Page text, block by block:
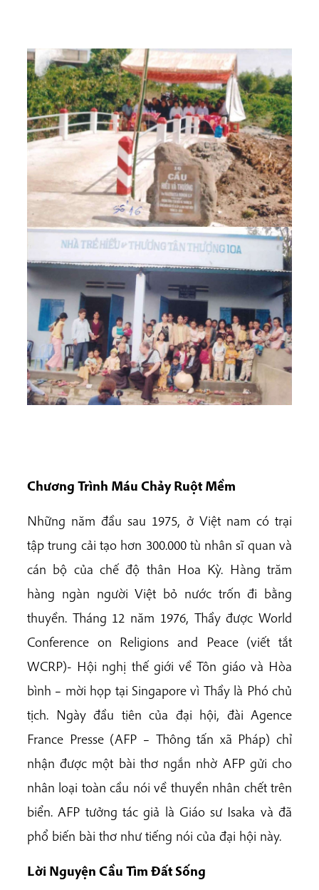
Chương Trình Máu Chảy Ruột Mềm
Những năm đầu sau 1975, ở Việt nam có trại
tập trung cải tạo hơn 300.000 tù nhân sĩ quan và
cán bộ của chế độ thân Hoa Kỳ. Hàng trăm
hàng ngàn người Việt bỏ nước trốn đi bằng
thuyền. Tháng 12 năm 1976, Thầy được World
Conference on Religions and Peace (viết tắt
WCRP)- Hội nghị thế giới về Tôn giáo và Hòa
bình – mời họp tại Singapore vì Thầy là Phó chủ
tịch. Ngày đầu tiên của đại hội, đài Agence
France Presse (AFP – Thông tấn xã Pháp) chỉ
nhận được một bài thơ ngắn nhờ AFP gửi cho
nhân loại toàn cầu nói về thuyền nhân chết trên
biển. AFP tưởng tác giả là Giáo sư Isaka và đã
phổ biến bài thơ như tiếng nói của đại hội này.
Lời Nguyện Cầu Tìm Đất Sống